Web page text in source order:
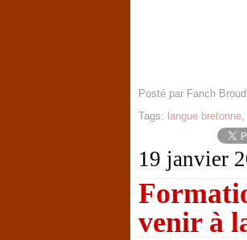
Posté par Fanch
Tags: langue bretonne,
19 janvier
venir à